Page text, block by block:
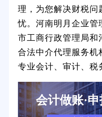
理，为您解决财税问
忧。河南明月企业管
市工商行政管理局和
合法中介代理服务机
专业会计、审计、
会计做账·